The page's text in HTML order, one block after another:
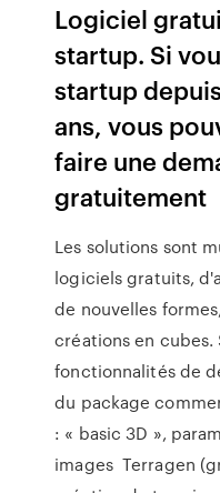
Logiciel
startup. Si
startup
ans, vous
faire une
gratuitement
Les solutions sont
logiciels gratuits,
de nouvelles
créations en cubes.
fonctionnalités de
du package
: « basic 3D »,
images Terragen